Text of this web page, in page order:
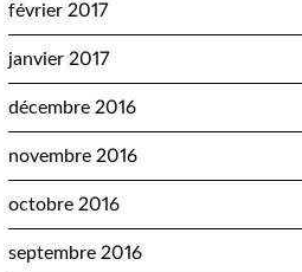
février 2017
janvier 2017
décembre 2016
novembre 2016
octobre 2016
septembre 2016